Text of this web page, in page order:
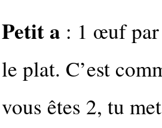
Petit a : 1 œuf
le plat. C’est
vous êtes 2, tu